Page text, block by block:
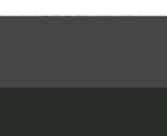
ANGESEHENE